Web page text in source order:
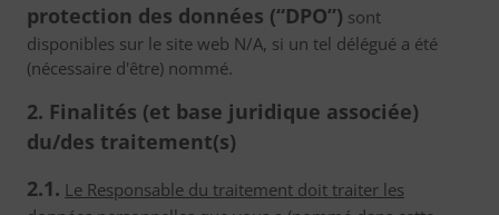
protection des données (“DPO”) sont
disponibles sur le site web N/A, si un tel délégué a été
(nécessaire d'être) nommé.
2. Finalités (et base juridique associée)
du/des traitement(s)
2.1. Le Responsable du traitement doit traiter les